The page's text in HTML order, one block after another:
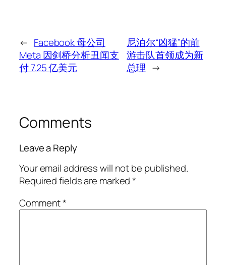
← Facebook 母公司
Meta 因剑桥分析丑闻支
付 7.25 亿美元
尼泊尔“凶猛”的前
游击队首领成为新
总理 →
Comments
Leave a Reply
Your email address will not be published.
Required fields are marked*
Comment*